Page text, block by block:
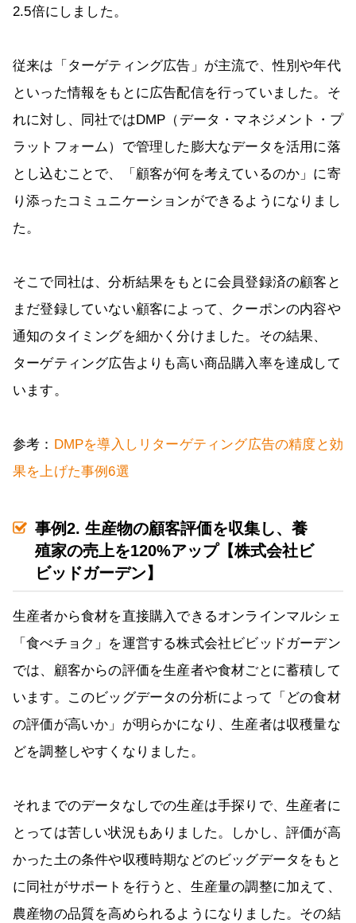
2.5倍にしました。
従来は「ターゲティング広告」が主流で、性別や年代
といった情報をもとに広告配信を行っていました。そ
れに対し、同社ではDMP（データ・マネジメント・プ
ラットフォーム）で管理した膨大なデータを活用に落
とし込むことで、「顧客が何を考えているのか」に寄
り添ったコミュニケーションができるようになりまし
た。
そこで同社は、分析結果をもとに会員登録済の顧客と
まだ登録していない顧客によって、クーポンの内容や
通知のタイミングを細かく分けました。その結果、
ターゲティング広告よりも高い商品購入率を達成して
います。
参考： DMPを導入しリターゲティング広告の精度と効
果を上げた事例6選
事例2. 生産物の顧客評価を収集し、養
殖家の売上を120%アップ【株式会社ビ
ビッドガーデン】
生産者から食材を直接購入できるオンラインマルシェ
「食べチョク」を運営する株式会社ビビッドガーデン
では、顧客からの評価を生産者や食材ごとに蓄積して
います。このビッグデータの分析によって「どの食材
の評価が高いか」が明らかになり、生産者は収穫量な
どを調整しやすくなりました。
それまでのデータなしでの生産は手探りで、生産者に
とっては苦しい状況もありました。しかし、評価が高
かった土の条件や収穫時期などのビッグデータをもと
に同社がサポートを行うと、生産量の調整に加えて、
農産物の品質を高められるようになりました。その結